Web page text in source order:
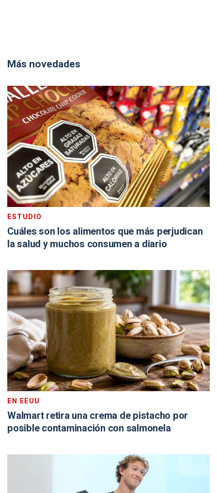
Más novedades
ESTUDIO
Cuáles son los alimentos que más perjudican
la salud y muchos consumen a diario
EN EEUU
Walmart retira una crema de pistacho por
posible contaminación con salmonela